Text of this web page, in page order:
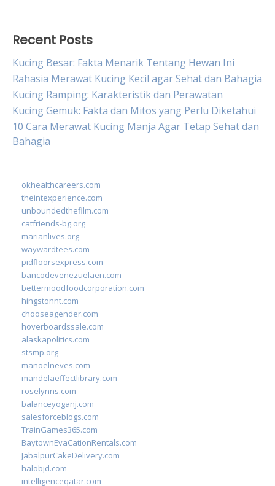
Recent Posts
Kucing Besar: Fakta Menarik Tentang Hewan Ini
Rahasia Merawat Kucing Kecil agar Sehat dan Bahagia
Kucing Ramping: Karakteristik dan Perawatan
Kucing Gemuk: Fakta dan Mitos yang Perlu Diketahui
10 Cara Merawat Kucing Manja Agar Tetap Sehat dan
Bahagia
okhealthcareers.com
theintexperience.com
unboundedthefilm.com
catfriends-bg.org
marianlives.org
waywardtees.com
pidfloorsexpress.com
bancodevenezuelaen.com
bettermoodfoodcorporation.com
hingstonnt.com
chooseagender.com
hoverboardssale.com
alaskapolitics.com
stsmp.org
manoelneves.com
mandelaeffectlibrary.com
roselynns.com
balanceyoganj.com
salesforceblogs.com
TrainGames365.com
BaytownEvaCationRentals.com
JabalpurCakeDelivery.com
halobjd.com
intelligenceqatar.com